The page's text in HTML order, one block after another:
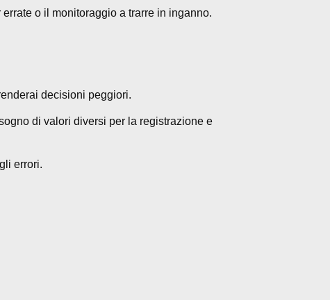
o il monitoraggio a trarre in inganno.
decisioni peggiori.
di valori diversi per la registrazione e
errori.